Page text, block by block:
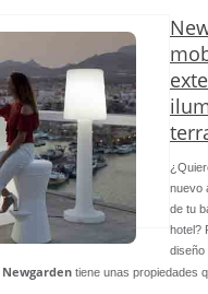
nuevo
de tu
hotel?
diseño
Newgarden tiene unas propiedades